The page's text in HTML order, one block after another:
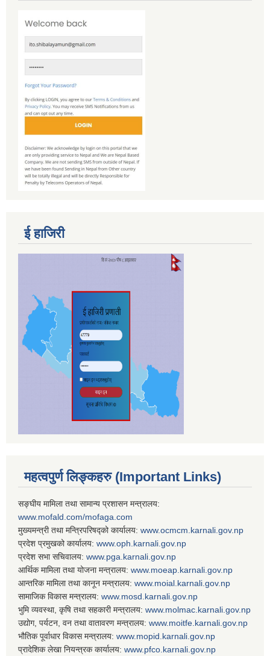
ई हाजिरी
महत्वपुर्ण लिङ्कहरु (Important Links)
सङ्घीय मामिला तथा सामान्य प्रशासन मन्त्रालय:
www.mofald.com/mofaga.com
मुख्यमन्त्री तथा मन्त्रिपरिषद्को कार्यालय: www.ocmcm.karnali.gov.np
प्रदेश प्रमुखको कार्यालय: www.oph.karnali.gov.np
प्रदेश सभा सचिवालय: www. pga.karnali.gov.np
आर्थिक मामिला तथा योजना मन्त्रालय: www. moeap.karnali.gov.np
आन्तरिक मामिला तथा कानून मन्त्रालय: www. moial.karnali.gov.np
सामाजिक विकास मन्त्रालय: www. mosd.karnali.gov.np
भुमि व्यवस्था, कृषि तथा सहकारी मन्त्रालय: www. molmac.karnali.gov.np
उद्योग, पर्यटन, वन तथा वातावरण मन्त्रालय: www. moitfe.karnali.gov.np
भौतिक पूर्वाधार विकास मन्त्रालय: www. mopid.karnali.gov.np
प्रादेशिक लेखा नियन्त्रक कार्यालय: www. pfco.karnali.gov.np